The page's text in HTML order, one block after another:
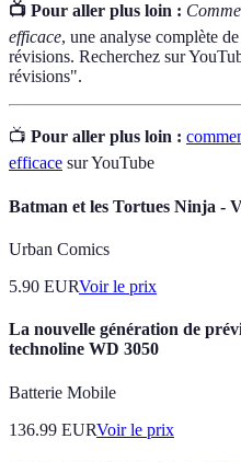
📺 Pour aller plus loin :
efficace, une analyse complète
révisions. Recherchez sur
révisions".
📺 Pour aller plus loin :
efficace sur YouTube
Batman et les Tortues Ninja -
Urban Comics
5.90 EURVoir le prix
La nouvelle génération de
technoline WD 3050
Batterie Mobile
136.99 EURVoir le prix